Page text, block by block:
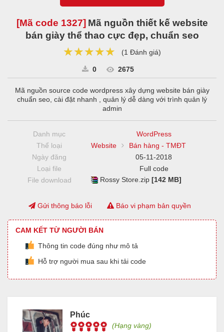
[Mã code 1327] Mã nguồn thiết kế website
bán giày thể thao cực đẹp, chuẩn seo
★★★★★
★★★★★
★★★★★ (1 Đánh giá)
0 2675
Mã nguồn source code wordpress xây dựng website bán giày
chuẩn seo, cài đặt nhanh , quản lý dễ dàng với trình quản lý
admin
Danh mục
WordPress
Thể loại
Website
Bán hàng - TMĐT
Ngày đăng
05-11-2018
Loại file
Full code
File download
Rossy Store.zip[142 MB]
Gửi thông báo lỗi Báo vi phạm bản quyền
CAM KẾT TỪ NGƯỜI BÁN
Thông tin code đúng như mô tả
Hỗ trợ người mua sau khi tải code
Phúc
(Hạng vàng)